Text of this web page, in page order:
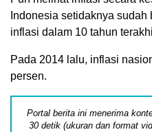
Indonesia setidaknya
inflasi dalam 10 tahun
Pada 2014 lalu, inflasi
persen.
Portal berita ini menerima
30 detik (ukuran dan format